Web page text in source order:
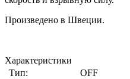
Произведено в Швеции.
Характеристики
Тип:
OFF